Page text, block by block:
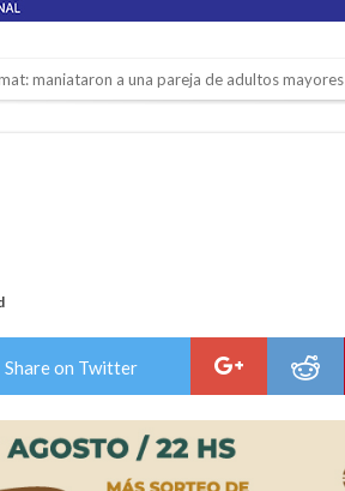
maniataron a una pareja de adultos mayores
edición de la Expo Dose
posibles lluvias intensas
Share on Twitter